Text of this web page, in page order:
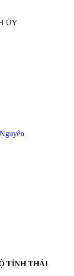
ỦY
TỈNH THÁI